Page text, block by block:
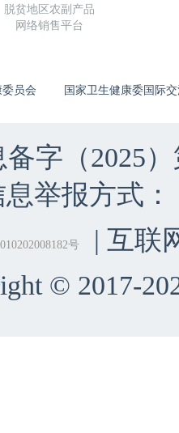
脱贫地区农副产品
网络销售平台
委员会 国家卫生健康委国际
字（2025
举报方式：
号
| 互联
© 2017-